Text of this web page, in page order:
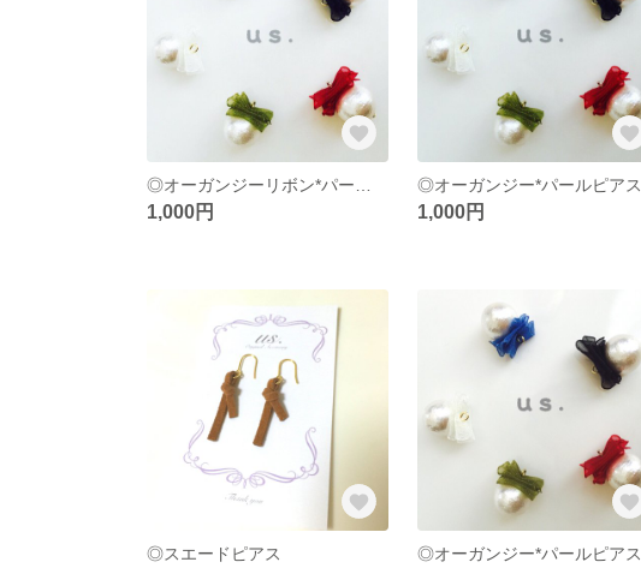
1,000円
◎オーガンジー*パールピアス
1,000円
◎スエードピアス ◎オーガンジー*パールピアス